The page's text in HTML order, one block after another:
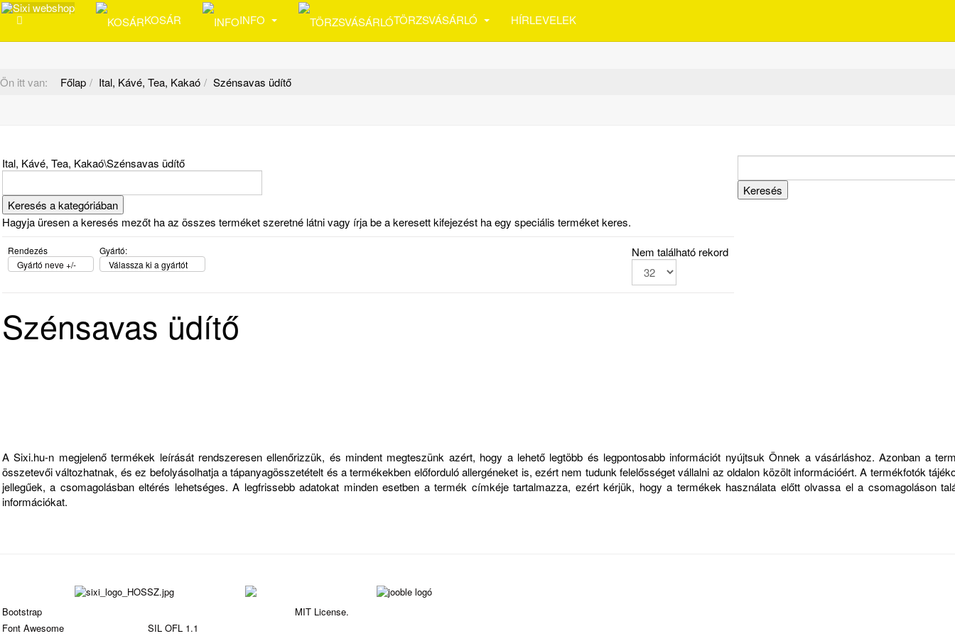
KOSÁR INFO TÖRZSVÁSÁRLÓ HÍRLEVELEK
Ön itt van: Főlap Ital, Kávé, Tea, Kakaó Szénsavas üdítő
Ital, Kávé, Tea, Kakaó\Szénsavas üdítő
Hagyja üresen a keresés mezőt ha az összes terméket szeretné látni vagy írja be a keresett kifejezést ha egy speciális terméket keres.
Rendezés
Gyártó neve +/-
Gyártó:
Válassza ki a gyártót
Nem található rekord
Szénsavas üdítő
A Sixi.hu-n megjelenő termékek leírását rendszeresen ellenőrizzük, és mindent megteszünk azért, hogy a lehető legtöbb és legpontosabb információt nyújtsuk Önnek a vásárláshoz. Azonban a
összetevői változhatnak, és ez befolyásolhatja a tápanyagösszetételt és a termékekben előforduló allergéneket is, ezért nem tudunk felelősséget vállalni az oldalon közölt információért. A termékfotók
jellegűek, a csomagolásban eltérés lehetséges. A legfrissebb adatokat minden esetben a termék címkéje tartalmazza, ezért kérjük, hogy a termékek használata előtt olvassa el a csomagoláson
információkat.
Bootstrap
MIT License.
Font Awesome
SIL OFL 1.1